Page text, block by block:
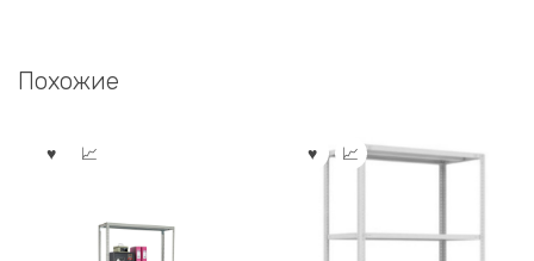
Похожие